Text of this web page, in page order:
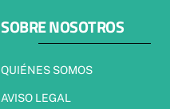
SOBRE NOSOTROS
QUIÉNES SOMOS
AVISO LEGAL